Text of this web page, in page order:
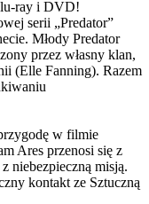
ray i DVD!
serii „Predator”
Młody Predator
przez własny klan,
(Elle Fanning). Razem
w filmie
Ares przenosi się z
niebezpieczną misją.
kontakt ze Sztuczną